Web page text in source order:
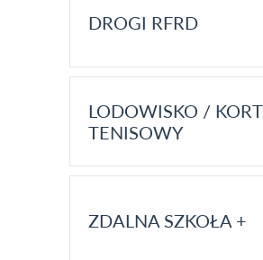
DROGI RFRD
LODOWISKO / KORT
TENISOWY
ZDALNA SZKOŁA +